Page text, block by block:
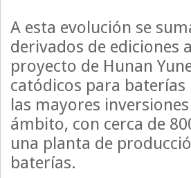
A esta evolución se
derivados de ediciones
proyecto de Hunan
catódicos para baterías
las mayores
ámbito, con cerca de
una planta de
baterías.